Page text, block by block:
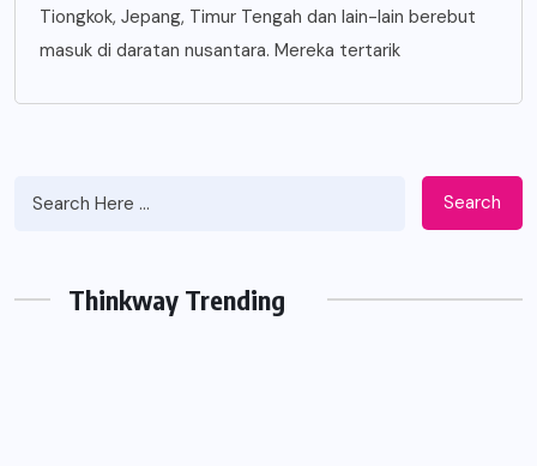
Tiongkok, Jepang, Timur Tengah dan lain-lain berebut
masuk di daratan nusantara. Mereka tertarik
Search
Thinkway Trending